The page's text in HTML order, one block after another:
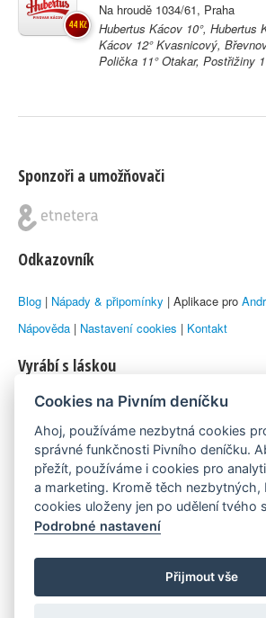
Na hroudě 1034/61, Praha
Hubertus Kácov 10°, Hubertus
Kácov 12° Kvasnicový,
Polička 11° Otakar, Postřižiny
44 Kč
Sponzoři a umožňovači
Odkazovník
Blog | Nápady & připomínky | Aplikace pro
Nápověda | Nastavení cookies | Kontakt
Vyrábí s láskou
© 2010–2026 byLukáš Zemanaka Emka
Máme rádi
Pivní.info
Poznámka pod čarou
Pivní deníček je nezávislý zdroj, který není
konkrétním pivovarem ani restaurací. Názory
Cookies na Pivním deníčku
Ahoj, používáme nezbytná cookies
správné funkčnosti Pivního deníčku.
přežít, používáme i cookies pro
a marketing. Kromě těch nezbytných,
cookies uloženy jen po udělení tvého
Podrobné nastavení
Přijmout vše